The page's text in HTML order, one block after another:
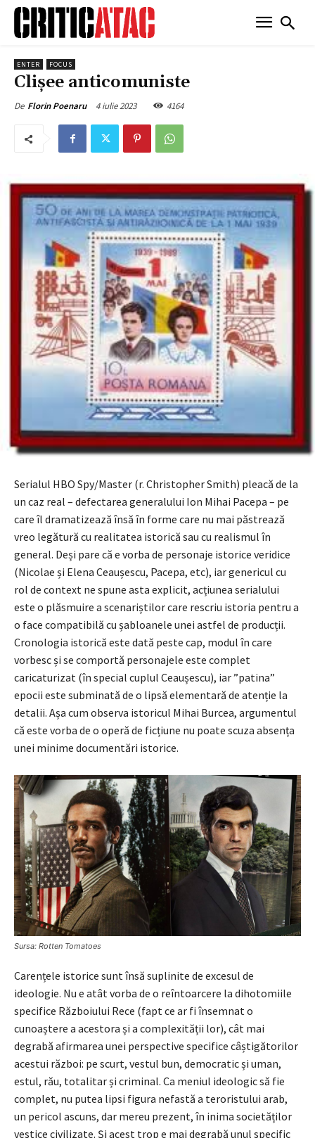
ENTER FOCUS
Clișee anticomuniste
De Florin Poenaru 4 iulie 2023 4164
Serialul HBO Spy/Master (r. Christopher Smith) pleacă de la
un caz real – defectarea generalului Ion Mihai Pacepa – pe
care îl dramatizează însă în forme care nu mai păstrează
vreo legătură cu realitatea istorică sau cu realismul în
general. Deși pare că e vorba de personaje istorice veridice
(Nicolae și Elena Ceaușescu, Pacepa, etc), iar genericul cu
rol de context ne spune asta explicit, acțiunea serialului
este o plăsmuire a scenariștilor care rescriu istoria pentru a
o face compatibilă cu șabloanele unei astfel de producții.
Cronologia istorică este dată peste cap, modul în care
vorbesc și se comportă personajele este complet
caricaturizat (în special cuplul Ceaușescu), iar ”patina”
epocii este subminată de o lipsă elementară de atenție la
detalii. Așa cum observa istoricul Mihai Burcea, argumentul
că este vorba de o operă de ficțiune nu poate scuza absența
unei minime documentări istorice.
Sursa: Rotten Tomatoes
Carențele istorice sunt însă suplinite de excesul de
ideologie. Nu e atât vorba de o reîntoarcere la dihotomiile
specifice Războiului Rece (fapt ce ar fi însemnat o
cunoaștere a acestora și a complexității lor), cât mai
degrabă afirmarea unei perspective specifice câștigătorilor
acestui război: pe scurt, vestul bun, democratic și uman,
estul, rău, totalitar și criminal. Ca meniul ideologic să fie
complet, nu putea lipsi figura nefastă a teroristului arab,
un pericol ascuns, dar mereu prezent, în inima societăților
vestice civilizate. Și acest trop e mai degrabă unul specific